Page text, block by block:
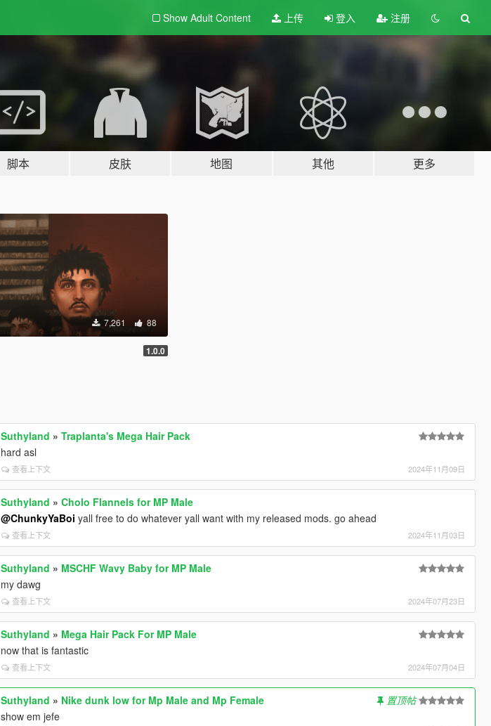
Show Adult Content 上传 登入 注册
脚本 皮肤 地图 其他 更多
7,261 88
1.0.0
Suthyland »Traplanta's Mega Hair Pack
hard asl
查看上下文 2024年11月09日
Suthyland »Cholo Flannels for MP Male
@ChunkyYaBoi yall free to do whatever yall want with my released mods. go ahead
查看上下文 2024年11月03日
Suthyland » MSCHF Wavy Baby for MP Male
my dawg
查看上下文 2024年07月23日
Suthyland » Mega Hair Pack For MP Male
now that is fantastic
查看上下文 2024年07月04日
Suthyland » Nike dunk low for Mp Male and Mp Female
置顶帖
show em jefe